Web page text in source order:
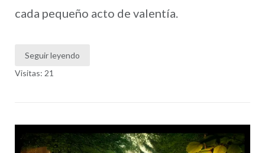
cada pequeño acto de valentía.
Seguir leyendo
Visitas: 21